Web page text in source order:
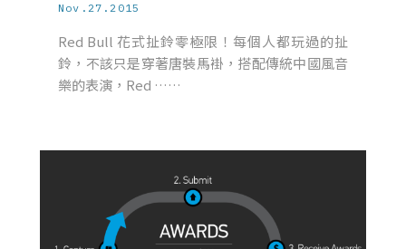
Nov.27.2015
Red Bull 花式扯鈴零極限！每個人都玩過的扯
鈴，不該只是穿著唐裝馬褂，搭配傳統中國風音
樂的表演，Red ……